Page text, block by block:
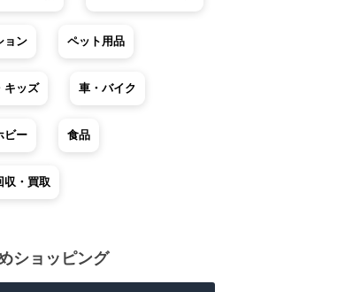
ョン ペット用品
キッズ 車・バイク
ビー 食品
収・買取
ショッピング